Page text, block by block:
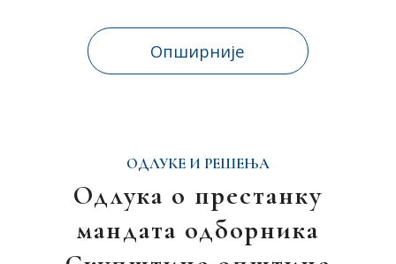
Опширније
ОДЛУКЕ И РЕШЕЊА
Одлука о престанку
мандата одборника